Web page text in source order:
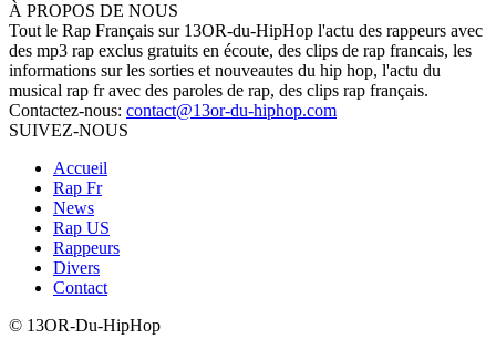
À PROPOS DE NOUS
Tout le Rap Français sur 13OR-du-HipHop l'actu des rappeurs avec
des mp3 rap exclus gratuits en écoute, des clips de rap francais, les
informations sur les sorties et nouveautes du hip hop, l'actu du
musical rap fr avec des paroles de rap, des clips rap français.
Contactez-nous: contact@13or-du-hiphop.com
SUIVEZ-NOUS
Accueil
Rap Fr
News
Rap US
Rappeurs
Divers
Contact
© 13OR-Du-HipHop